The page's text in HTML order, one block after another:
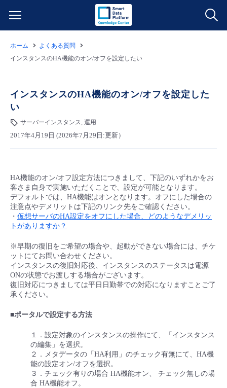
サービス一覧
ネットワーク
モニタリング/監査
サポート
管理機能
すべてのメニューを見る
クラウド/サーバー
IoT
モニタリング/監査
サポート
管理機能
すべてのメニューを見る
料金シミュレーター
クラウド/サーバー
ネットワーク
IoT
モニタリング/監査
サポート
すべてのメニューを見る
ご利用開始ガイド
- 管理機能
■ セットアップガイド
- 新規お申し込み方法
- 初期設定・確認
- ユーザー機能の管理
- 登録情報の管理
- APIリファレンス
- バックアップ
- セキュリティ・監査
- データと分析
- IoT
- マルチクラウド利用
- リモートワーク
- ITインフラストラクチャー
故障/メンテナンス情報
サービス稼働状況
故障/メンテナンス履歴
メンテナンス予定
定期メンテナンス
パートナー
販売パートナー向けプログラム
トレーニング/操作動画
ホーム
よくある質問
インスタンスのHA機能のオン/オフを設定したい
インスタンスのHA機能のオン/オフを設定した
い
サーバーインスタンス, 運用
2017年4月19日 (2026年7月29日:更新）
HA機能のオン/オフ設定方法につきまして、下記のいずれかをお
客さま自身で実施いただくことで、設定が可能となります。
デフォルトでは、HA機能はオンとなります。オフにした場合の
注意点やデメリットは下記のリンク先をご確認ください。
・ 仮想サーバのHA設定をオフにした場合、どのようなデメリッ
トがありますか？
※早期の復旧をご希望の場合や、起動ができない場合には、チケ
ットにてお問い合わせください。
インスタンスの復旧対応後、インスタンスのステータスは電源
ONの状態でお渡しする場合がございます。
復旧対応につきましては平日日勤帯での対応になりますことご了
承ください。
■ポータルで設定する方法
１．設定対象のインスタンスの操作にて、「インスタンス
の編集」を選択。
２．メタデータの「HA利用」のチェック有無にて、HA機
能の設定オン/オフを選択。
３．チェック有りの場合 HA機能オン、 チェック無しの場
合 HA機能オフ。